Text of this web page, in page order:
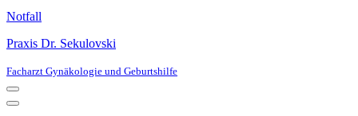
Notfall
Praxis Dr. Sekulovski
Facharzt Gynäkologie und Geburtshilfe
Navigationsmenü
Navigationsmenü